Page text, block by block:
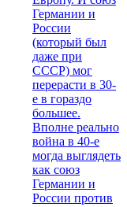
Германии и
России
(который был
даже при
СССР) мог
перерасти в 30-
е в гораздо
большее.
Вполне реально
война в 40-е
могда выглядеть
как союз
Германии и
России против